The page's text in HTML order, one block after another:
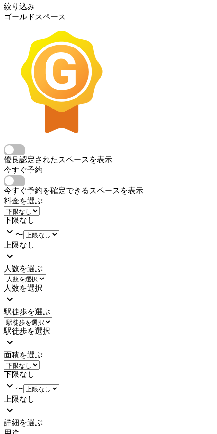
絞り込み
ゴールドスペース
優良認定されたスペースを表示
今すぐ予約
今すぐ予約を確定できるスペースを表示
料金を選ぶ
下限なし
〜
上限なし
人数を選ぶ
人数を選択
駅徒歩を選ぶ
駅徒歩を選択
面積を選ぶ
下限なし
〜
上限なし
詳細を選ぶ